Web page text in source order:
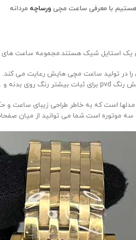
هستیم با معرفی ساعت مچی ورساچه مردانه
استایل شیک هستند.مجموعه ساعت های
در تولید ساعت مچی هایش رعایت می کند.
رنگ pvd برای ثبات بیشتر رنگ روی بدنه
مدلها است که به خاطر طراحی زیبای
است.شما می توانید از میان صفحات